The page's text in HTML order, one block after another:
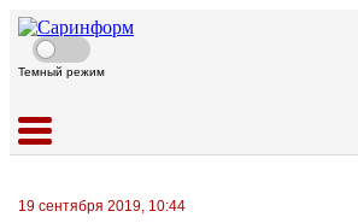
Темный режим
19 сентября 2019, 10:44